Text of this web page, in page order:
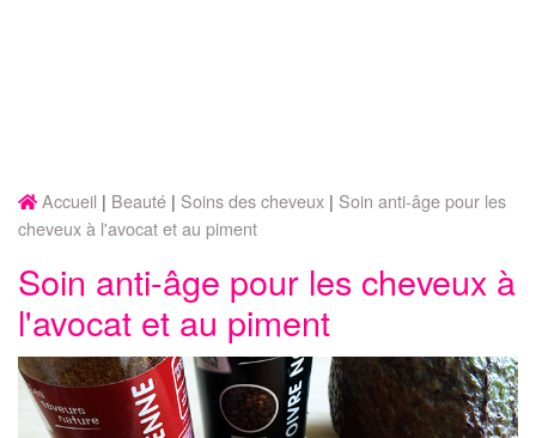
Accueil Beauté Soins des cheveux
Soin anti-âge pour les
cheveux à l'avocat et au piment
Soin anti-âge pour les cheveux à
l'avocat et au piment